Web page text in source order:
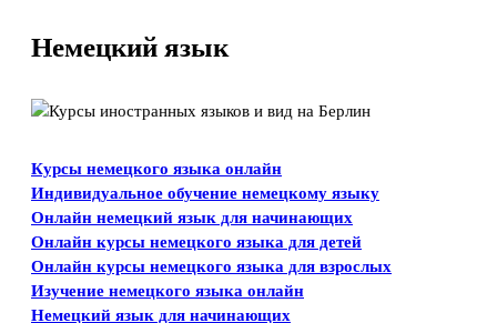
Немецкий язык
Курсы немецкого языка онлайн
Индивидуальное обучение немецкому языку
Онлайн немецкий язык для начинающих
Онлайн курсы немецкого языка для детей
Онлайн курсы немецкого языка для взрослых
Изучение немецкого языка онлайн
Немецкий язык для начинающих